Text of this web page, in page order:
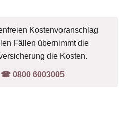
Kostenvoranschlag
Fällen übernimmt die
die Kosten.
☎︎ 0800 6003005